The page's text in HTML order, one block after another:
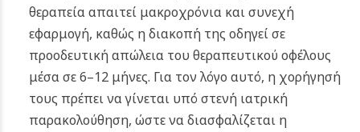
θεραπεία απαιτεί μακροχρόνια και συνεχή
εφαρμογή, καθώς η διακοπή της οδηγεί σε
προοδευτική απώλεια του θεραπευτικού οφέλους
μέσα σε 6–12 μήνες. Για τον λόγο αυτό, η χορήγησή
τους πρέπει να γίνεται υπό στενή ιατρική
παρακολούθηση, ώστε να διασφαλίζεται η